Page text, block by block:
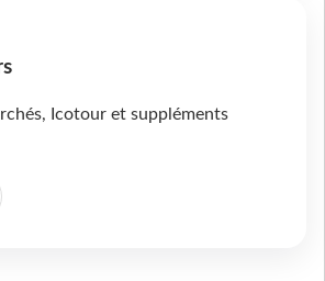
Icotour et suppléments